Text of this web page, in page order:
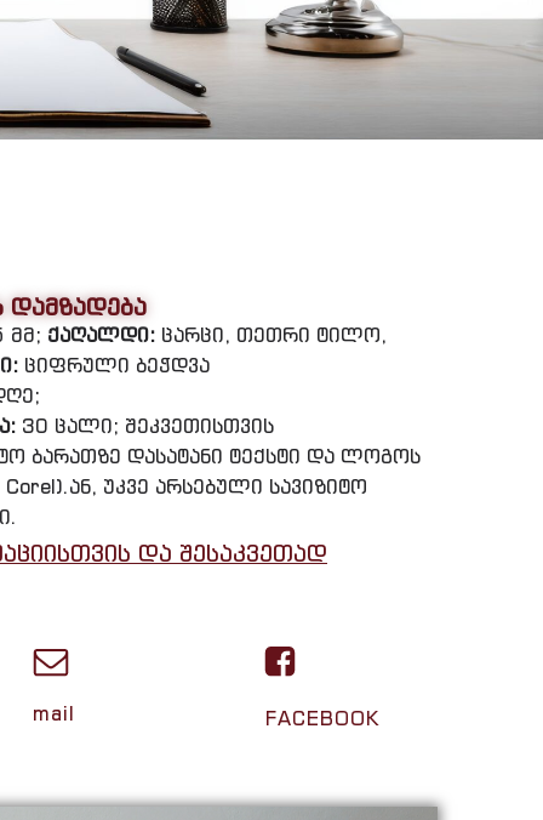
დამზადება
მმ; ქაღალდი: ცარცი, თეთრი ტილო,
ციფრული ბეჭდვა
30 ცალი; შეკვეთისთვის
ბარათზე დასატანი ტექსტი და ლოგოს
უკვე არსებული სავიზიტო
და შესაკვეთად
mail FACEBOOK